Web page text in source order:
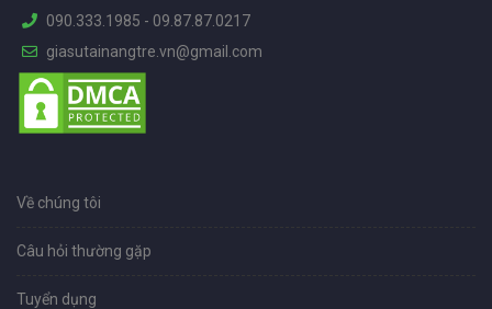
090.333.1985 - 09.87.87.0217
giasutainangtre.vn@gmail.com
Về chúng tôi
Câu hỏi thường gặp
Tuyển dụng